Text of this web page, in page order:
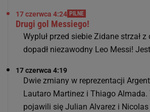
17 czerwca 4:24 PILNE
Drugi gol Messiego!
Wypluł przed siebie Zidane strzał z
dopadł niezawodny Leo Messi!
17 czerwca 4:19
Dwie zmiany w reprezentacji
Lautaro Martinez i Thiago Almada.
pojawili się Julian Alvarez i Nicolas